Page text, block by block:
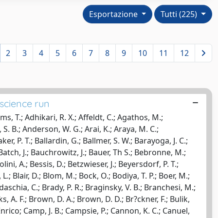
Tutti (225)
Esportazione
2 3 4 5 6 7 8 9 10 11 12
run
M.; Mohapatra, S. R. P.; Mokler, F.; Moraru, D.; Moreno, G.; Morgado, N.; Mori, T.; Morriss, S. R.; Mossavi, K.; Mours, B.; Mow Lowry, C. M.; Mueller, C. L.; Mueller, G.; Mukherjee, S.; Mullavey, A.; Munch, J.; Murphy, D.; Murray, P. G.; Mytidis, A.; Nagy, M. F.; Nanda Kumar, D.; Nardecchia, I.; Nash, T.; Naticchioni, L.; Nayak, R.; Necula, V.; Nelemans, G.; Neri, I.; Neri, M.; Newton, G.; Nguyen, T.; Nishida, E.; Nishizawa, A.; Nitz, A.; Nocera, F.; Nolting, D.; Normandin, M. E.; Nuttall, L. K.; Ochsner, E.; O?dell, J.; Oelker, E.; Ogin, G. H.; J. J., Oh; S. H., Oh; Ohme, F.; Oppermann, P.; O?reilly, B.; Ortega Larcher, W.; O?shaughnessy, R.; Osthelder, C.; Ott, C. D.; Ottaway, D. J.; Ottens, R. S.; Ou, J.; Overmier, H.; Owen, B. J.; Padilla, C.; Pai, A.; Palomba, C.; Pan, Y.; Pankow, C.; Paoletti, F.; Paoletti, R.; Papa, M. A.; Paris, H.; Pasqualetti, A.; Passaquieti, R.; Passuello, D.; Pedraza, M.; Peiris, P.; Penn, S.; Perreca, A.; Phelps, M.; Pichot, M.; Pickenpack, M.; Piergiovanni, F.; Pierro, V.; Pinard, L.; Pindor, B.; Pinto, I. M.; Pitkin, M.; Poeld, J.; Poggiani, R.; Poole, V.; Poux, C.; Predoi, V.; Prestegard, T.; Price, L. R.; Prijatelj, M.; Principe, M.; Privitera, S.; Prix, R.; Prodi, G. A.; Prokhorov, L.; Puncken, O.; Punturo, M.; Puppo, P.; Quetschke, V.; Quintero, E.; Quitzow James, R.; Raab, F. J.; Rabeling, D. S.; R?cz, I.; Radkins, H.; Raffai, P.; Raja, S.; Rajalakshmi, G.; Rakhmanov, M.; Ramet, C.; Rapagnani, P.; Raymond, V.; Re, V.; Reed, C. M.; Reed, T.; Regimbau, T.; Reid, S.; Reitze, D. H.; Ricci, F.; Riesen, R.; Riles, K.; Robertson, N. A.; Robinet, F.; Rocchi, A.; Roddy, S.; Rodriguez, C.; Rodruck, M.; Roever, C.; Rolland, L.; Rollins, J. G.; Romano, R.; Romanov, G.; Romie, J. H.; Rosi?ska, D.; Rowan, S.; R?diger, A.; Ruggi, P.; Ryan, K.; Salemi, F.; Sammut, L.; Sancho De La Jordana, L.; Sandberg, V.; Sanders, J.; Sannibale, V.; Santiago Prieto, I.; Saracco, E.; Sassolas, B.; Sathyaprakash, B. S.; Saulson, P. R.; Savage, R.; Schilling, R.; Schnabel, R.; Schofield, R. M. S.; Schreiber, E.; Schuette, D.; Schulz, B.; Schutz, B. F.; Schwinberg, P.; Scott, J.; Scott, S. M.; Seifert, F.; Sellers, D.; Sengupta, A. S.; Sentenac, D.; Sequino, V.; Sergeev, A.; Shaddock, D.; Shah, S.; Shahriar, M. S.; Shaltev, M.; Shapiro, B.; Shawhan, P.; Shoemaker, D. H.; Sidery, T. L.; Siellez, K.; Siemens, X.; Sigg, D.; Simakov, D.; Singer, A.; Singer, L.; Sintes, A. M.; Skelton, G. R.; Slagmolen, B. J. J.; Slutsky, J.; Smith, J. R.; Smith, M. R.; Smith, R. J. E.; Smith Lefebvre, N. D.; Soden, K.; Son, E. J.; Sorazu, B.; Souradeep, T.; Sperandio, L.; Staley, A.; Steinert, E.; Steinlechner, J.; Steinlechner, S.; Steplewski, S.; Stevens, D.; Stochino, A